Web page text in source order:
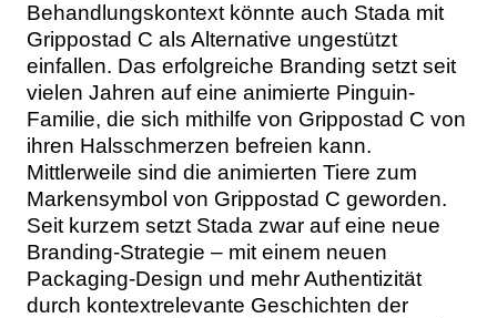
Behandlungskontext könnte auch Stada mit
Grippostad C als Alternative ungestützt
einfallen. Das erfolgreiche Branding setzt seit
vielen Jahren auf eine animierte Pinguin-
Familie, die sich mithilfe von Grippostad C von
ihren Halsschmerzen befreien kann.
Mittlerweile sind die animierten Tiere zum
Markensymbol von Grippostad C geworden.
Seit kurzem setzt Stada zwar auf eine neue
Branding-Strategie – mit einem neuen
Packaging-Design und mehr Authentizität
durch kontextrelevante Geschichten der